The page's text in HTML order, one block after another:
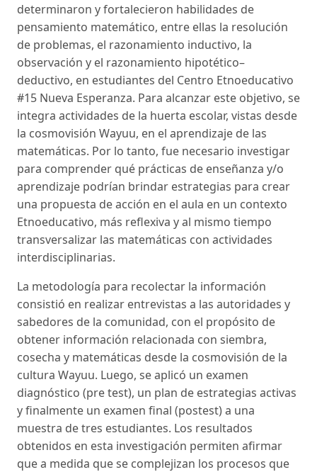
determinaron y fortalecieron habilidades de
pensamiento matemático, entre ellas la resolución
de problemas, el razonamiento inductivo, la
observación y el razonamiento hipotético–
deductivo, en estudiantes del Centro Etnoeducativo
#15 Nueva Esperanza. Para alcanzar este objetivo, se
integra actividades de la huerta escolar, vistas desde
la cosmovisión Wayuu, en el aprendizaje de las
matemáticas. Por lo tanto, fue necesario investigar
para comprender qué prácticas de enseñanza y/o
aprendizaje podrían brindar estrategias para crear
una propuesta de acción en el aula en un contexto
Etnoeducativo, más reflexiva y al mismo tiempo
transversalizar las matemáticas con actividades
interdisciplinarias.
La metodología para recolectar la información
consistió en realizar entrevistas a las autoridades y
sabedores de la comunidad, con el propósito de
obtener información relacionada con siembra,
cosecha y matemáticas desde la cosmovisión de la
cultura Wayuu. Luego, se aplicó un examen
diagnóstico (pre test), un plan de estrategias activas
y finalmente un examen final (postest) a una
muestra de tres estudiantes. Los resultados
obtenidos en esta investigación permiten afirmar
que a medida que se complejizan los procesos que